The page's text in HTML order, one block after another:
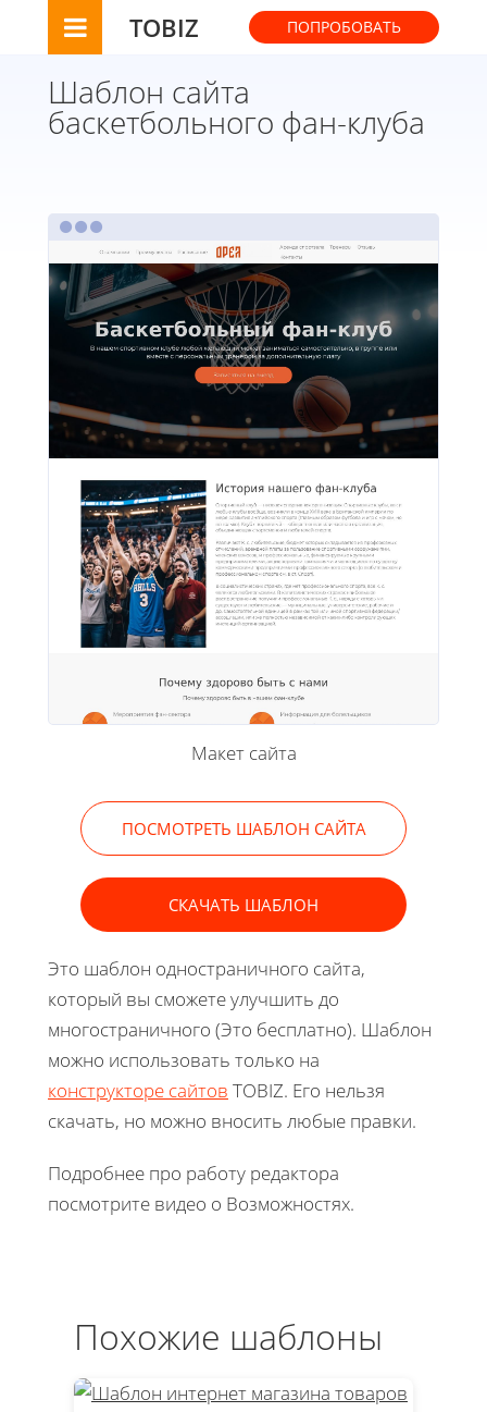
TOBIZ ПОПРОБОВАТЬ
Шаблон сайта
баскетбольного фан-клуба
Макет сайта
ПОСМОТРЕТЬ ШАБЛОН САЙТА
СКАЧАТЬ ШАБЛОН
Это шаблон одностраничного сайта,
который вы сможете улучшить до
многостраничного (Это бесплатно). Шаблон
можно использовать только на
конструкторе сайтов TOBIZ. Его нельзя
скачать, но можно вносить любые правки.
Подробнее про работу редактора
посмотрите видео о Возможностях.
Похожие шаблоны